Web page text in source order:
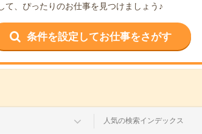
て、ぴったりのお仕事を見つけましょう♪
条件を設定してお仕事をさがす
人気の検索インデックス